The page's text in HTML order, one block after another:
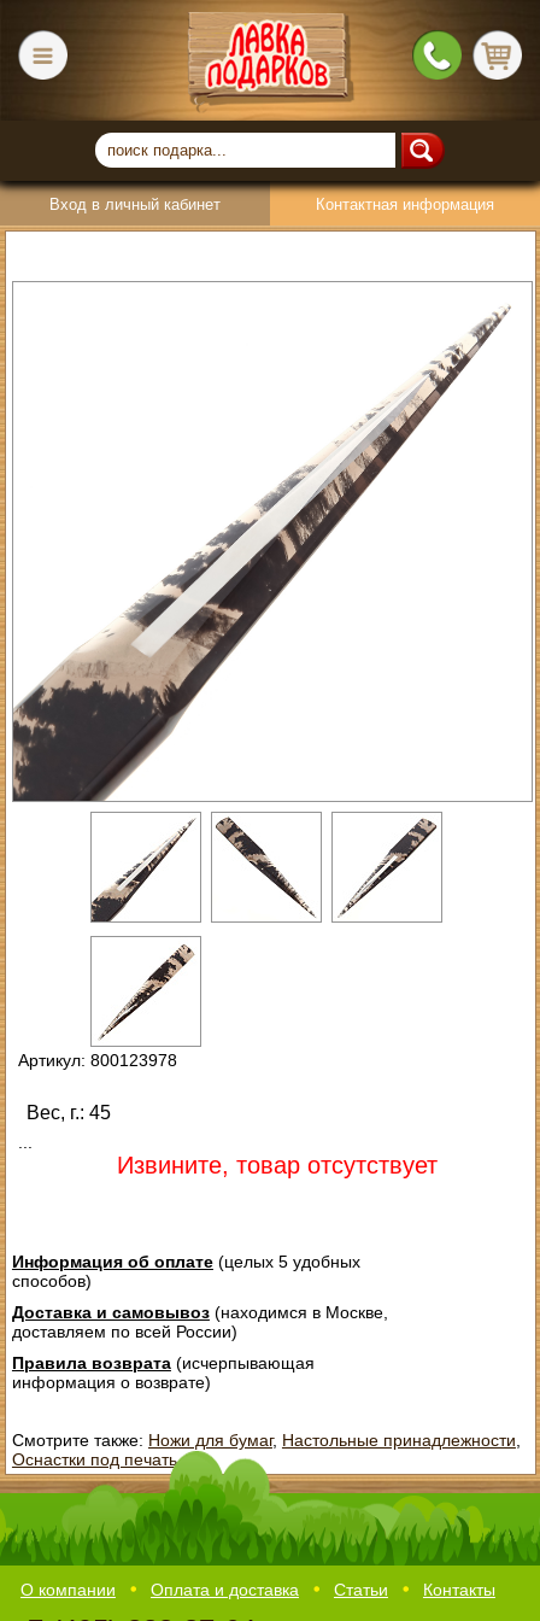
Вход в личный кабинет Контактная информация
Артикул: 800123978
Вес, г.: 45
Извините, товар отсутствует
Информация об оплате(целых 5 удобных
способов)
Доставка и самовывоз(находимся в Москве,
доставляем по всей России)
Правила возврата(исчерпывающая
информация о возврате)
Смотрите также: Ножи для бумаг, Настольные принадлежности
Оснастки под печать
О компании Оплата и доставка Статьи Контакты